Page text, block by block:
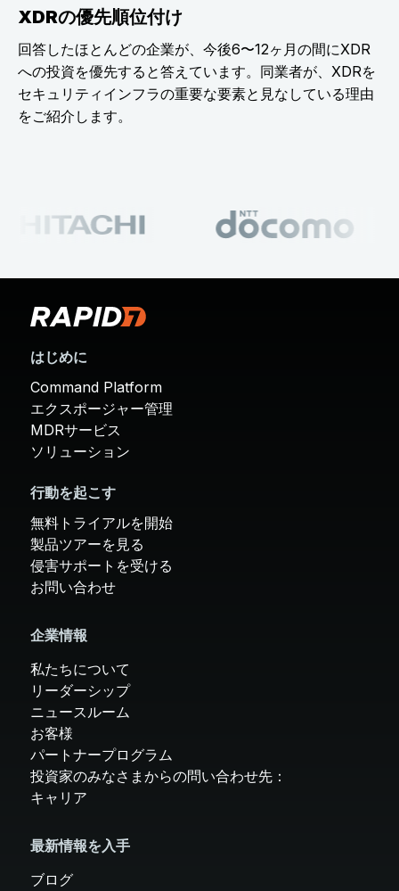
XDRの優先順位付け
回答したほとんどの企業が、今後6〜12ヶ月の間にXDR
への投資を優先すると答えています。同業者が、XDRを
セキュリティインフラの重要な要素と見なしている理由
をご紹介します。
はじめに
Command Platform
エクスポージャー管理
MDRサービス
ソリューション
行動を起こす
無料トライアルを開始
製品ツアーを見る
侵害サポートを受ける
お問い合わせ
企業情報
私たちについて
リーダーシップ
ニュースルーム
お客様
パートナープログラム
投資家のみなさまからの問い合わせ先：
キャリア
最新情報を入手
ブログ